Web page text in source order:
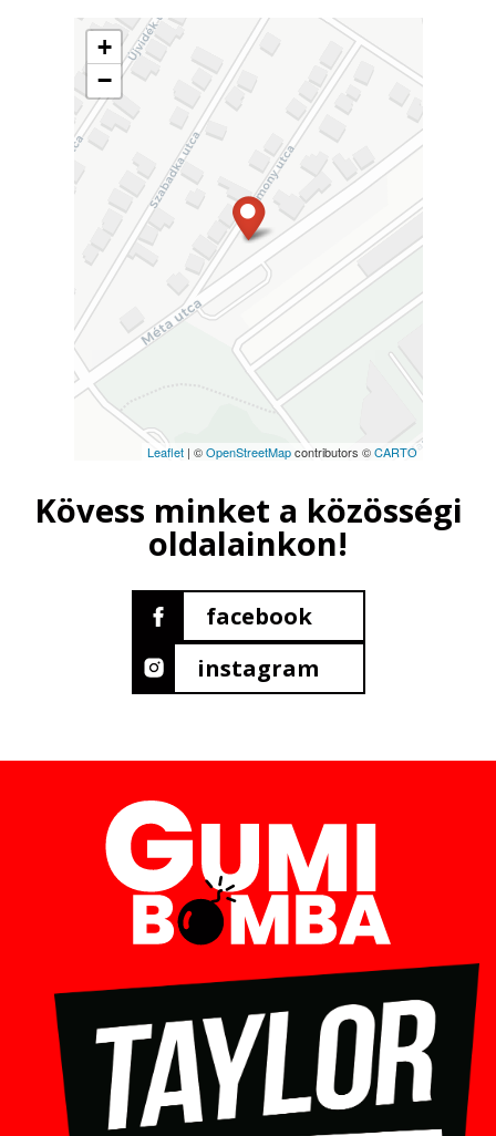
+
−
Leaflet| ©OpenStreetMapcontributors ©CARTO
Kövess minket a közösségi
oldalainkon!
facebook
instagram